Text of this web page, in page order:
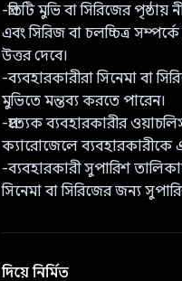
-প্রতিটি মুভি বা সিরিজের
এবং সিরিজ বা চলচ্চিত্র
উত্তর দেবে।
-ব্যবহারকারীরা সিনেমা বা
মুভিতে মন্তব্য করতে পারেন।
-প্রত্যেক ব্যবহারকারীর
ক্যারোজেলে ব্যবহারকারীকে
-ব্যবহারকারী সুপারিশ
সিনেমা বা সিরিজের জন্য
দিয়ে নির্মিত